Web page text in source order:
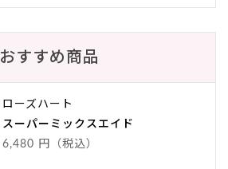
おすすめ商品
ローズハート
スーパーミックスエイド
6,480 円（税込）